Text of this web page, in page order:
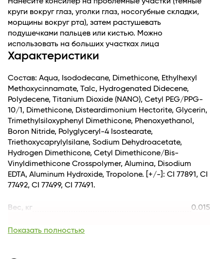
круги вокруг глаз, уголки глаз, носогубные складки,
морщины вокруг рта), затем растушевать
подушечками пальцев или кистью. Можно
использовать на больших участках лица
Характеристики
Состав: Aqua, Isododecane, Dimethicone, Ethylhexyl
Methoxycinnamate, Talc, Hydrogenated Didecene,
Polydecene, Titanium Dioxide (NANO), Cetyl PEG/PPG-
10/1, Dimethicone, Disteardimonium Hectorite, Glycerin,
Trimethylsiloxyphenyl Dimethicone, Phenoxyethanol,
Boron Nitride, Polyglyceryl-4 Isostearate,
Triethoxycaprylylsilane, Sodium Dehydroacetate,
Hydrogen Dimethicone, Cetyl Dimethicone/Bis-
Vinyldimethicone Crosspolymer, Alumina, Disodium
EDTA, Aluminum Hydroxide, Tropolone. [+/-]: CI 77891, CI
77492, CI 77499, CI 77491.
Вес, кг
0.015
Для кого
Показать полностью